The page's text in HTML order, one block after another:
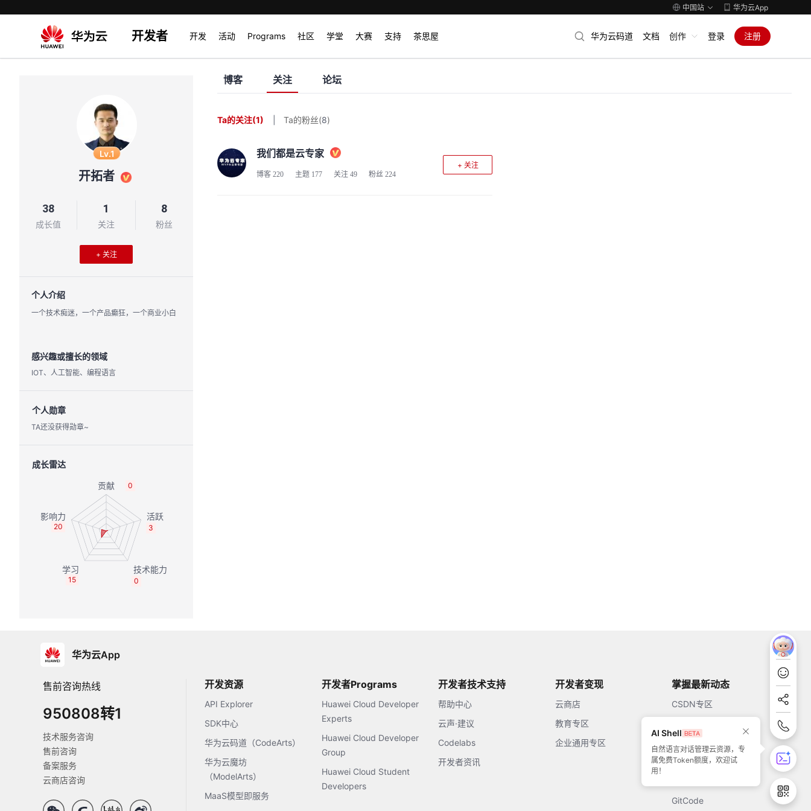
中国站 华为云App
开发者 开发 活动 Programs 社区 学堂 大赛 支持 茶思屋 华为云码道 文档 创作 登录 注册
Lv.1
开拓者
38
成长值
1
关注
8
粉丝
+ 关注
个人介绍
一个技术痴迷，一个产品癫狂，一个商业小白
感兴趣或擅长的领域
IOT、人工智能、编程语言
个人勋章
TA还没获得勋章~
成长雷达
0
3
0
15
20
博客 关注 论坛
Ta的关注(1) Ta的粉丝(8)
我们都是云专家
博客 220 主题 177 关注 49 粉丝 224
+ 关注
华为云App
售前咨询热线
950808转1
技术服务咨询
售前咨询
备案服务
云商店咨询
开发资源
API Explorer
SDK中心
华为云码道（CodeArts）
华为云魔坊
（ModelArts）
MaaS模型即服务
开发者Programs
Huawei Cloud Developer
Experts
Huawei Cloud Developer
Group
Huawei Cloud Student
Developers
开发者技术支持
帮助中心
云声·建议
Codelabs
开发者资讯
开发者变现
云商店
教育专区
企业通用专区
掌握最新动态
CSDN专区
51CTO
GitCode
AI Shell
自然语言对话管理云资源，专
属免费Token额度，欢迎试
用！